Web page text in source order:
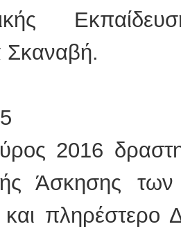
Σκαναβή.
2016
Άσκησης
πληρέστερο